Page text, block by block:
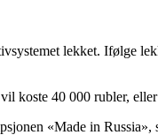
lekket. Ifølge
40 000 rubler, eller
«Made in